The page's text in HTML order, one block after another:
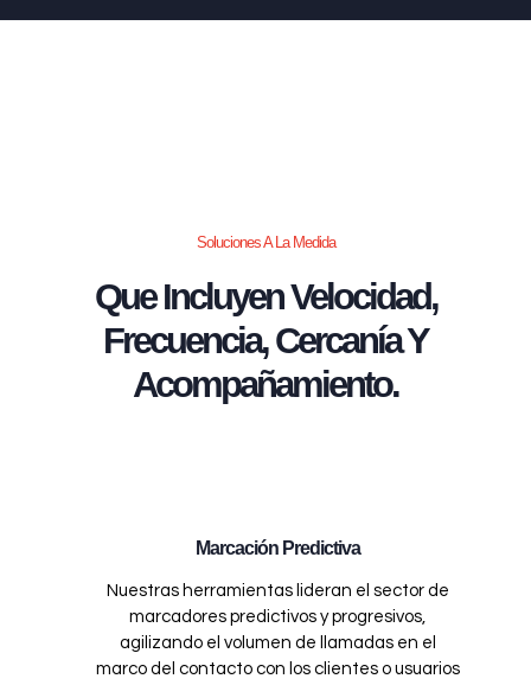
Soluciones A La Medida
Que Incluyen Velocidad,
Frecuencia, Cercanía Y
Acompañamiento.
Marcación Predictiva
Nuestras herramientas lideran el sector de
marcadores predictivos y progresivos,
agilizando el volumen de llamadas en el
marco del contacto con los clientes o usuarios